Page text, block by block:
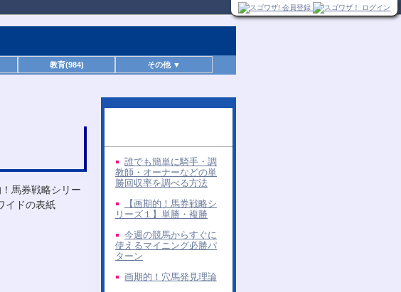
教育(984) その他 ▼
誰でも簡単に騎手・調
教師・オーナーなどの単
勝回収率を調べる方法
【画期的！馬券戦略シ
リーズ１】単勝・複勝
今週の競馬からすぐに
使えるマイニング必勝パ
ターン
画期的！穴馬発見理論